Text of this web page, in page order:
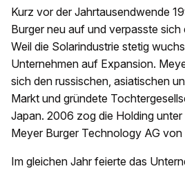
Kurz vor der Jahrtausendwende
Burger neu auf und verpasste sich
Weil die Solarindustrie stetig
Unternehmen auf Expansion.
sich den russischen, asiatischen
Markt und gründete
Japan. 2006 zog die Holding
Meyer Burger Technology AG von
Im gleichen Jahr feierte das